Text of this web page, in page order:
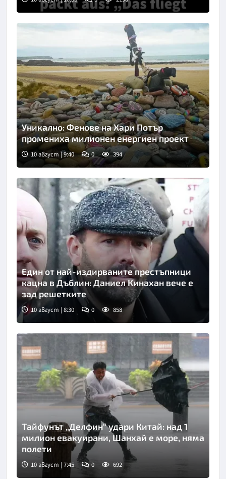
Уникално: Фенове на Хари Потър
промениха милионен енергиен проект
10 август | 9:40 0 394
Един от най-издирваните престъпници
кацна в Дъблин: Даниел Кинахан вече е
зад решетките
10 август | 8:30 0 858
Тайфунът „Делфин“ удари Китай: над 1
милион евакуирани, Шанхай е море, няма
полети
10 август | 7:45 0 692